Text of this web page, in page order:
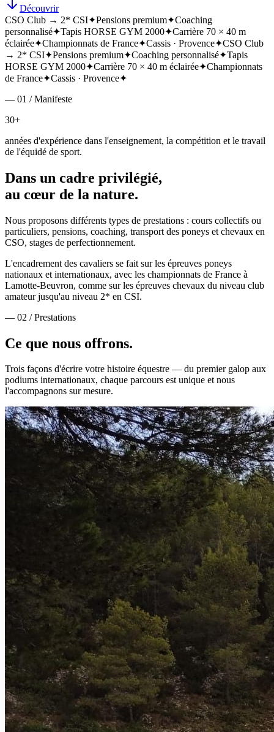
Découvrir
CSO Club → 2* CSI✦Pensions premium✦Coaching
personnalisé✦Tapis HORSE GYM 2000✦Carrière 70 × 40 m
éclairée✦Championnats de France✦Cassis · Provence✦CSO Club
→ 2* CSI✦Pensions premium✦Coaching personnalisé✦Tapis
HORSE GYM 2000✦Carrière 70 × 40 m éclairée✦Championnats
de France✦Cassis · Provence✦
— 01 / Manifeste
30+
années d'expérience dans l'enseignement, la compétition et le travail
de l'équidé de sport.
Dans un cadre privilégié,
au cœur de la nature.
Nous proposons différents types de prestations : cours collectifs ou
particuliers, pensions, coaching, transport des poneys et chevaux en
CSO, stages de perfectionnement.
L'encadrement des cavaliers se fait sur les épreuves poneys
nationaux et internationaux, avec les championnats de France à
Lamotte-Beuvron, comme sur les épreuves chevaux du niveau club
amateur jusqu'au niveau 2* en CSI.
— 02 / Prestations
Ce que nous offrons.
Trois façons d'écrire votre histoire équestre — du premier galop aux
podiums internationaux, chaque parcours est unique et nous
l'accompagnons sur mesure.